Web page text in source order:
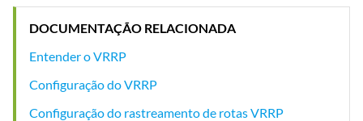
DOCUMENTAÇÃO RELACIONADA
Entender o VRRP
Configuração do VRRP
Configuração do rastreamento de rotas VRRP